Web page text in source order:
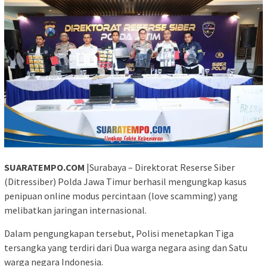
SUARATEMPO.COM |Surabaya – Direktorat Reserse Siber
(Ditressiber) Polda Jawa Timur berhasil mengungkap kasus
penipuan online modus percintaan (love scamming) yang
melibatkan jaringan internasional.
Dalam pengungkapan tersebut, Polisi menetapkan Tiga
tersangka yang terdiri dari Dua warga negara asing dan Satu
warga negara Indonesia.